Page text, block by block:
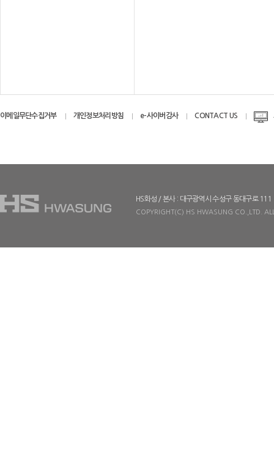
이메일무단수집거부 개인정보처리방침 e-사이버감사 CONTACT US
HS화성 / 본사 : 대구광역시 수성구 동대구로 111
COPYRIGHT(C) HS HWASUNG CO.,LTD.